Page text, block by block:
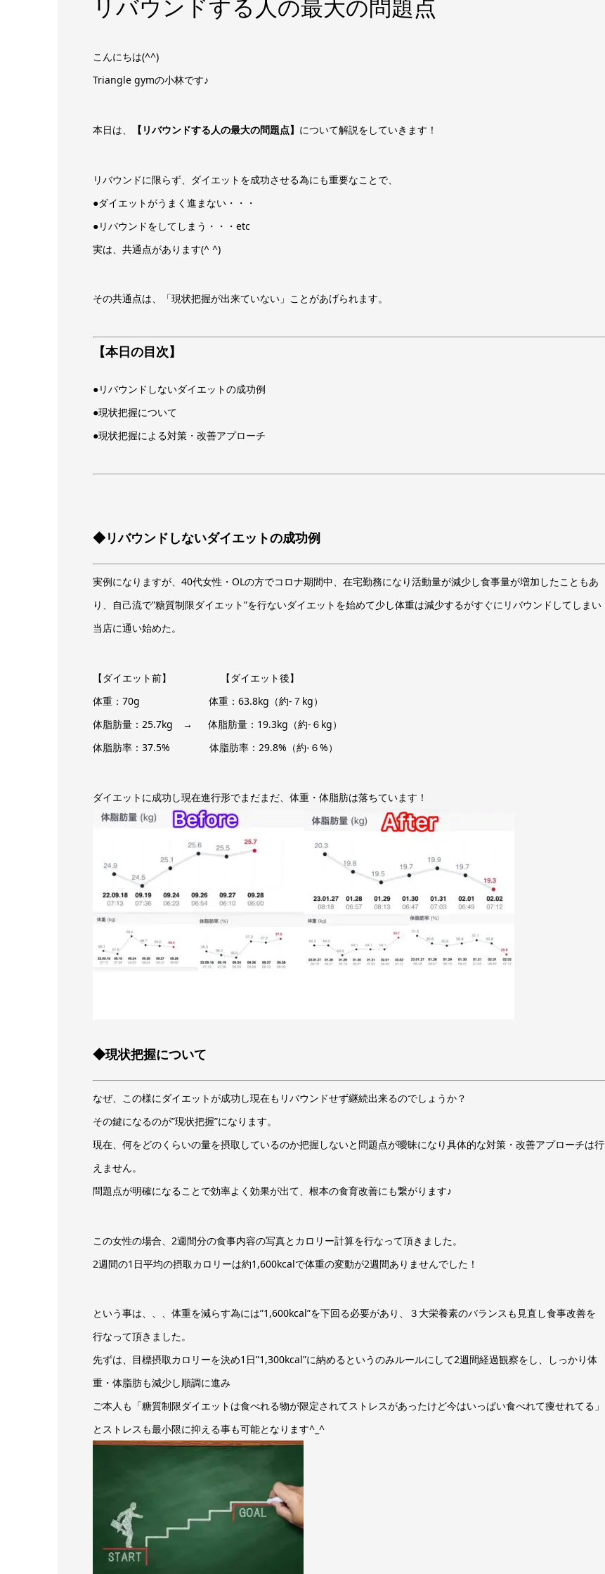
リバウンドする人の最大の問題点
こんにちは(^^)
Triangle gymの小林です♪
本日は、 【リバウンドする人の最大の問題点】 について解説をしていきます！
リバウンドに限らず、ダイエットを成功させる為にも重要なことで、
●ダイエットがうまく進まない・・・
●リバウンドをしてしまう・・・etc
実は、共通点があります(^ ^)
その共通点は、「現状把握が出来ていない」ことがあげられます。
【本日の目次】
●リバウンドしないダイエットの成功例
●現状把握について
●現状把握による対策・改善アプローチ
◆リバウンドしないダイエットの成功例
実例になりますが、40代女性・OLの方でコロナ期間中、在宅勤務になり活動量が減少し食事量が増加したこともあ
り、自己流で”糖質制限ダイエット”を行ないダイエットを始めて少し体重は減少するがすぐにリバウンドしてしまい
当店に通い始めた。
【ダイエット前】 【ダイエット後】
体重：70g 体重：63.8kg（約-７kg）
体脂肪量：25.7kg
→ 体脂肪量：19.3kg（約-６kg）
体脂肪率：37.5% 体脂肪率：29.8%（約-６%）
ダイエットに成功し現在進行形でまだまだ、体重・体脂肪は落ちています！
◆現状把握について
なぜ、この様にダイエットが成功し現在もリバウンドせず継続出来るのでしょうか？
その鍵になるのが”現状把握”になります。
現在、何をどのくらいの量を摂取しているのか把握しないと問題点が曖昧になり具体的な対策・改善アプローチは行
えません。
問題点が明確になることで効率よく効果が出て、根本の食育改善にも繋がります♪
この女性の場合、2週間分の食事内容の写真とカロリー計算を行なって頂きました。
2週間の1日平均の摂取カロリーは約1,600kcalで体重の変動が2週間ありませんでした！
という事は、、、体重を減らす為には”1,600kcal”を下回る必要があり、３大栄養素のバランスも見直し食事改善を
行なって頂きました。
先ずは、目標摂取カロリーを決め1日”1,300kcal”に納めるというのみルールにして2週間経過観察をし、しっかり体
重・体脂肪も減少し順調に進み
ご本人も「糖質制限ダイエットは食べれる物が限定されてストレスがあったけど今はいっぱい食べれて痩せれてる」
とストレスも最小限に抑える事も可能となります^_^